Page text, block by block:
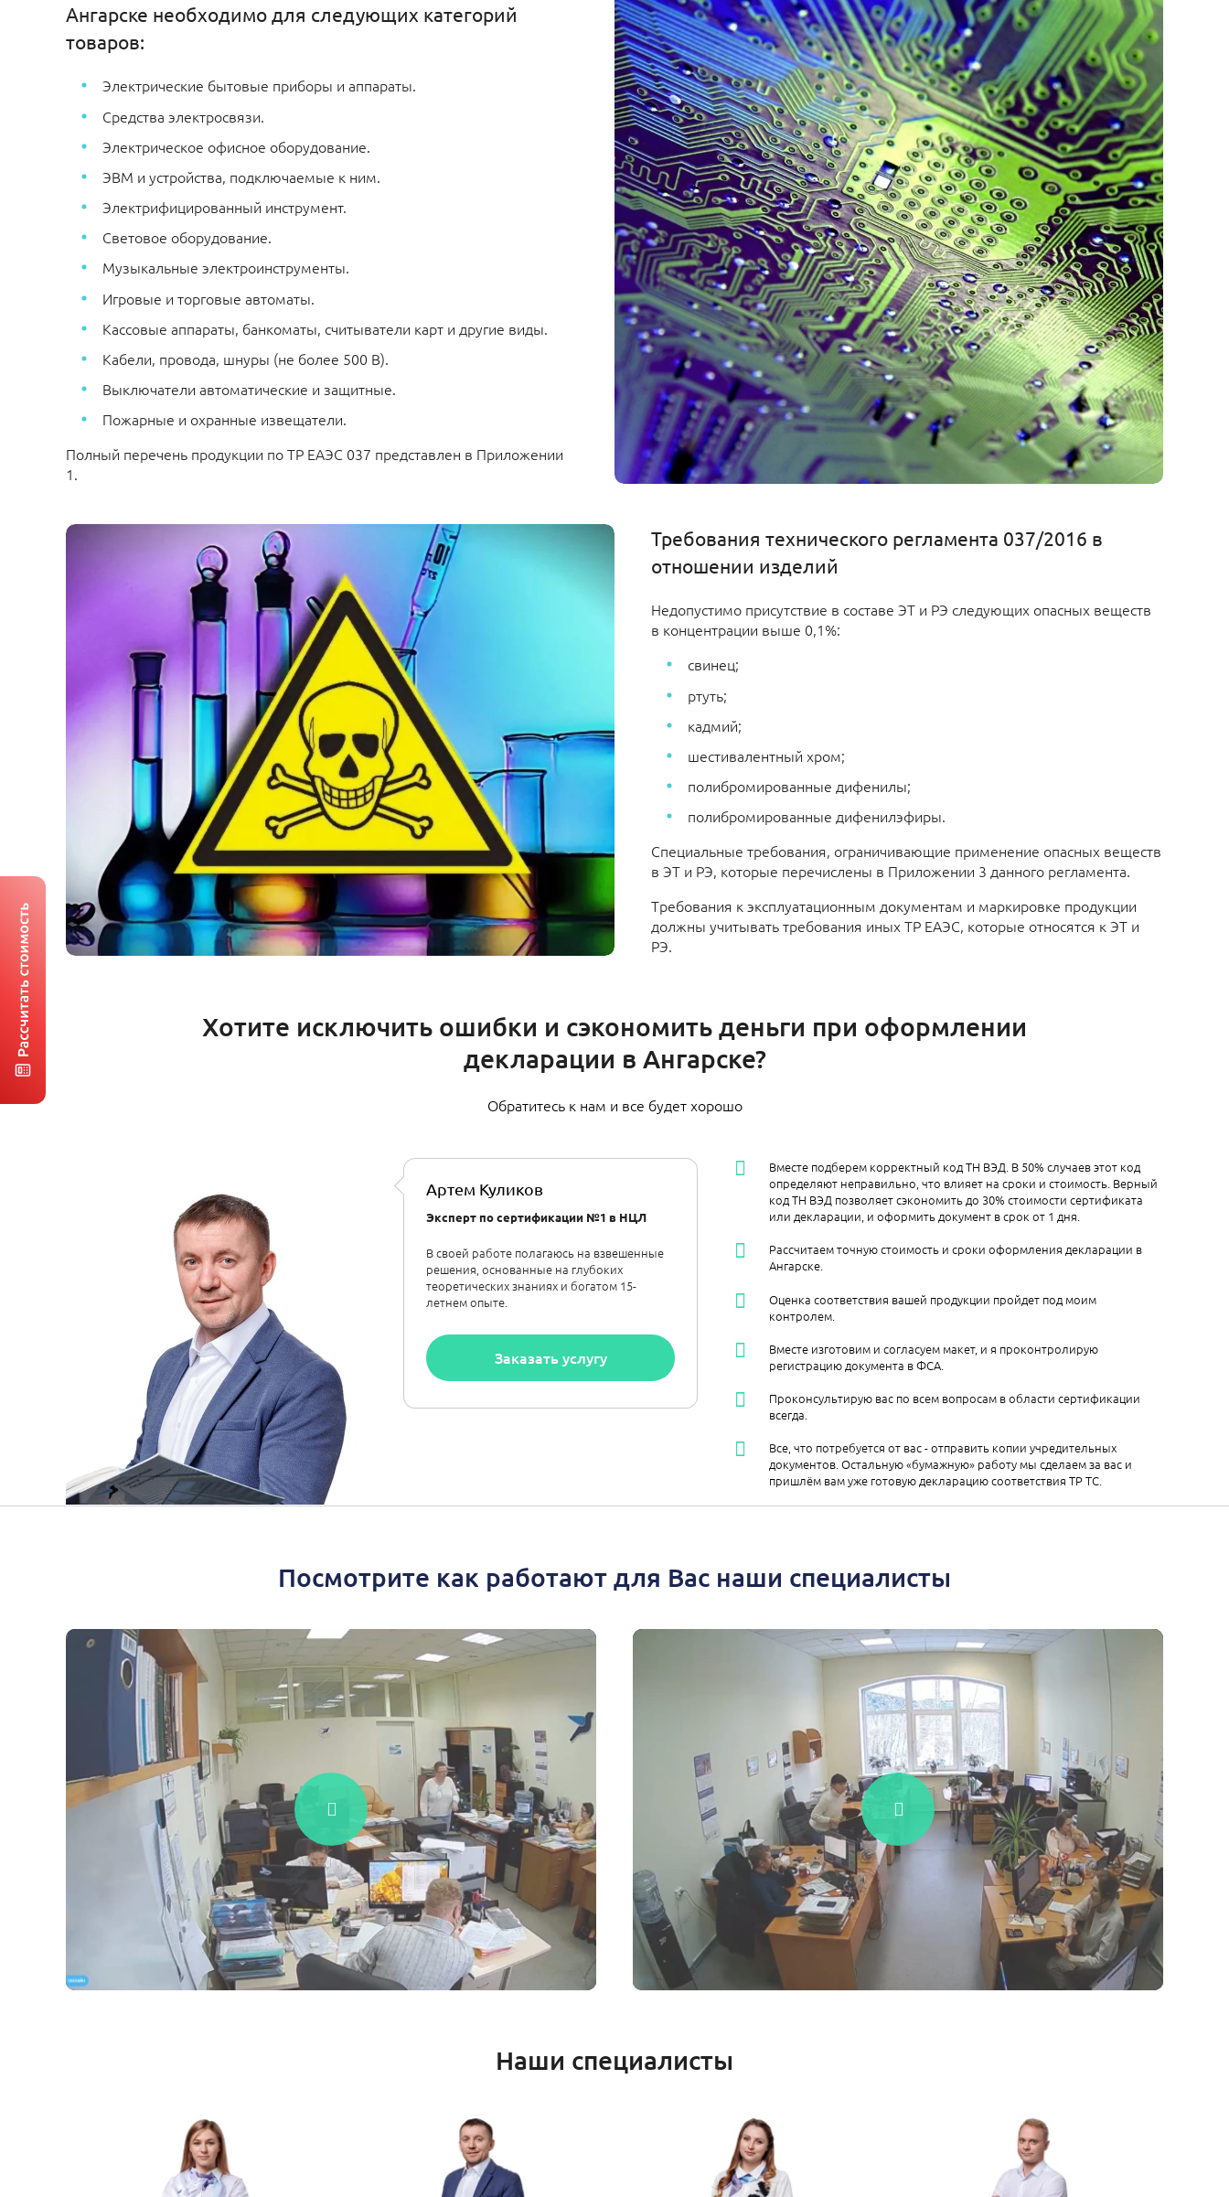
Ангарске необходимо для следующих категорий
товаров:
Электрические бытовые приборы и аппараты.
Средства электросвязи.
Электрическое офисное оборудование.
ЭВМ и устройства, подключаемые к ним.
Электрифицированный инструмент.
Световое оборудование.
Музыкальные электроинструменты.
Игровые и торговые автоматы.
Кассовые аппараты, банкоматы, считыватели карт и другие виды.
Кабели, провода, шнуры (не более 500 В).
Выключатели автоматические и защитные.
Пожарные и охранные извещатели.
Полный перечень продукции по ТР ЕАЭС 037 представлен в Приложении
1.
Требования технического регламента 037/2016 в
отношении изделий
Недопустимо присутствие в составе ЭТ и РЭ следующих опасных веществ
в концентрации выше 0,1%:
свинец;
ртуть;
кадмий;
шестивалентный хром;
полибромированные дифенилы;
полибромированные дифенилэфиры.
Специальные требования, ограничивающие применение опасных веществ
в ЭТ и РЭ, которые перечислены в Приложении 3 данного регламента.
Требования к эксплуатационным документам и маркировке продукции
должны учитывать требования иных ТР ЕАЭС, которые относятся к ЭТ и
РЭ.
Хотите исключить ошибки и сэкономить деньги при оформлении
декларации в Ангарске?
Обратитесь к нам и все будет хорошо
Артем Куликов
Эксперт по сертификации №1 в НЦЛ
В своей работе полагаюсь на взвешенные
решения, основанные на глубоких
теоретических знаниях и богатом 15-
летнем опыте.
Заказать услугу
Вместе подберем корректный код ТН ВЭД. В 50% случаев этот код
определяют неправильно, что влияет на сроки и стоимость. Верный
код ТН ВЭД позволяет сэкономить до 30% стоимости сертификата
или декларации, и оформить документ в срок от 1 дня.
Рассчитаем точную стоимость и сроки оформления декларации в
Ангарске.
Оценка соответствия вашей продукции пройдет под моим
контролем.
Вместе изготовим и согласуем макет, и я проконтролирую
регистрацию документа в ФСА.
Проконсультирую вас по всем вопросам в области сертификации
всегда.
Все, что потребуется от вас - отправить копии учредительных
документов. Остальную «бумажную» работу мы сделаем за вас и
пришлём вам уже готовую декларацию соответствия ТР ТС.
Посмотрите как работают для Вас наши специалисты
Наши специалисты